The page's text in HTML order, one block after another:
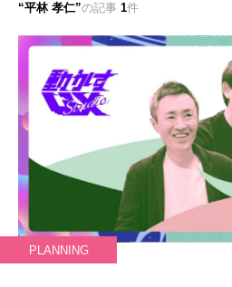
平林 孝仁 の記事 1件
PLANNING